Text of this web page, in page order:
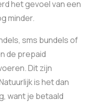
het gevoel van een
minder.
sms bundels of
de prepaid
Dit zijn
is het dan
want je betaald